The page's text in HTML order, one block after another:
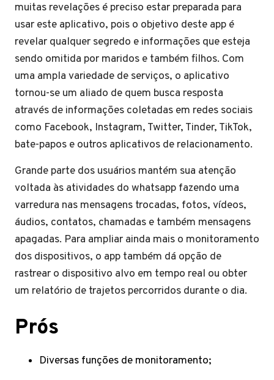
muitas revelações é preciso estar preparada para
usar este aplicativo, pois o objetivo deste app é
revelar qualquer segredo e informações que esteja
sendo omitida por maridos e também filhos. Com
uma ampla variedade de serviços, o aplicativo
tornou-se um aliado de quem busca resposta
através de informações coletadas em redes sociais
como Facebook, Instagram, Twitter, Tinder, TikTok,
bate-papos e outros aplicativos de relacionamento.
Grande parte dos usuários mantém sua atenção
voltada às atividades do whatsapp fazendo uma
varredura nas mensagens trocadas, fotos, vídeos,
áudios, contatos, chamadas e também mensagens
apagadas. Para ampliar ainda mais o monitoramento
dos dispositivos, o app também dá opção de
rastrear o dispositivo alvo em tempo real ou obter
um relatório de trajetos percorridos durante o dia.
Prós
Diversas funções de monitoramento;